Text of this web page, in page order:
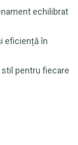
echilibrat
eficiență în
pentru fiecare